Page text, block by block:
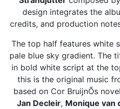
design integrates the
credits, and production
The top half features white
pale blue sky gradient. The
in bold white script at the
this is the original music
based on Cor BruijnÕs
Jan Decleir, Monique van